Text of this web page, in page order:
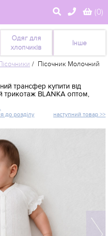
(0)
Одяг для
хлопчиків
Інше
/ Пісочник Молочний
трансфер купити від
трикотаж BLANKA оптом,
наступний товар >>
до розділу